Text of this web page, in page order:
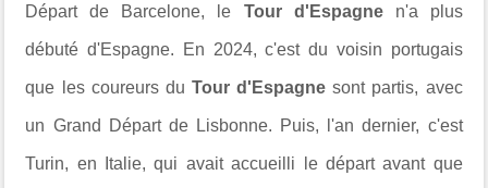
Départ de Barcelone, le Tour d'Espagne n'a plus
débuté d'Espagne. En 2024, c'est du voisin portugais
que les coureurs du Tour d'Espagnesont partis, avec
un Grand Départ de Lisbonne. Puis, l'an dernier, c'est
Turin, en Italie, qui avait accueilli le départ avant que